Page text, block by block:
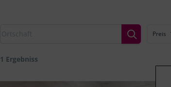
Preis
1 Ergebniss